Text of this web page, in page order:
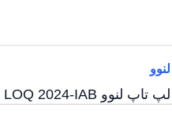
لنوو
لپ تاپ لنوو LOQ 2024-IAB